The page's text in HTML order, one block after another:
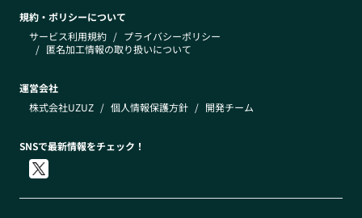
規約・ポリシーについて
サービス利用規約 / プライバシーポリシー
/ 匿名加工情報の取り扱いについて
運営会社
株式会社UZUZ / 個人情報保護方針 / 開発チーム
SNSで最新情報をチェック！